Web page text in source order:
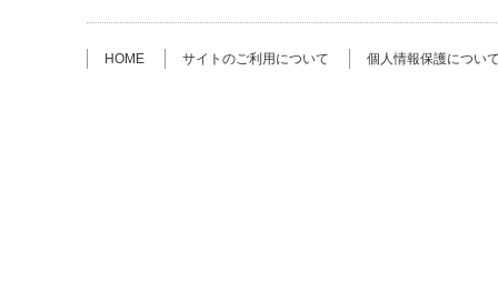
HOME サイトのご利用について 個人情報保護につい